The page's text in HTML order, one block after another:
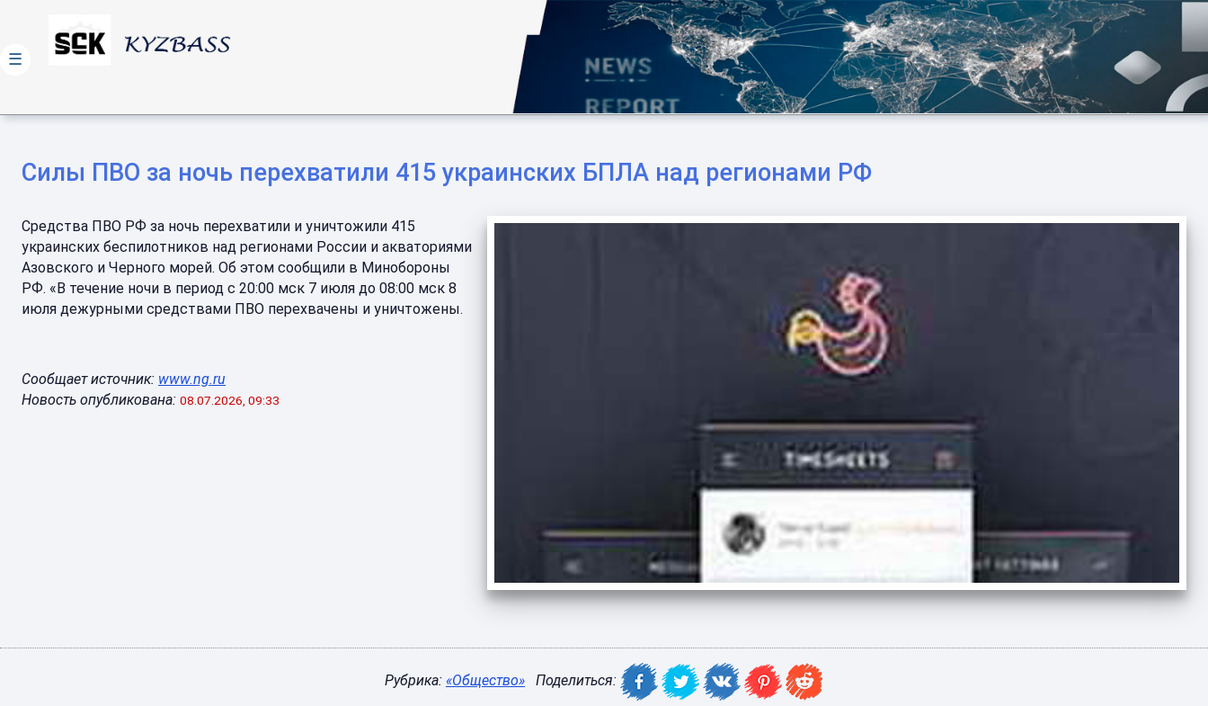
Силы ПВО за ночь перехватили 415 украинских БПЛА над регионами РФ
Средства ПВО РФ за ночь перехватили и уничтожили 415
украинских беспилотников над регионами России и акваториями
Азовского и Черного морей. Об этом сообщили в Минобороны
РФ. «В течение ночи в период с 20:00 мск 7 июля до 08:00 мск 8
июля дежурными средствами ПВО перехвачены и уничтожены.
Сообщает источник: www.ng.ru
Новость опубликована: 08.07.2026, 09:33
Рубрика: «Общество» Поделиться:
☰